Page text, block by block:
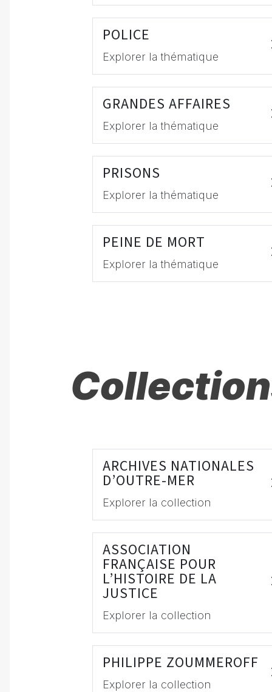
POLICE
Explorer la thématique
GRANDES AFFAIRES
Explorer la thématique
PRISONS
Explorer la thématique
PEINE DE MORT
Explorer la thématique
ARCHIVES NATIONALES
D’OUTRE-MER
Explorer la collection
ASSOCIATION
FRANÇAISE POUR
L’HISTOIRE DE LA
JUSTICE
Explorer la collection
PHILIPPE ZOUMMEROFF
Explorer la collection